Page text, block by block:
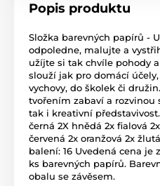
Popis produktu
Složka barevných papírů -
odpoledne, malujte a
užíjte si tak chvíle pohody
slouží jak pro domácí
vychovy, do školek či
tvořením zabaví a
tak i kreativní představivost.
černá 2X hnědá 2x fialová
červená 2x oranžová 2x
balení: 16 Uvedená cena je
ks barevných papírů.
obalu se závěsem.